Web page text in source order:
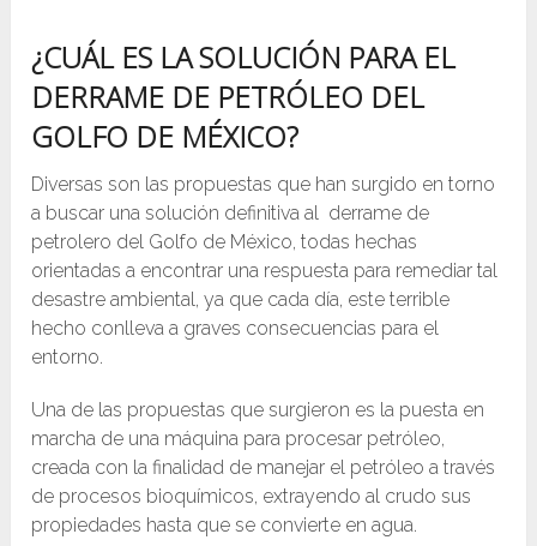
¿CUÁL ES LA SOLUCIÓN PARA EL
DERRAME DE PETRÓLEO DEL
GOLFO DE MÉXICO?
Diversas son las propuestas que han surgido en torno
a buscar una solución definitiva al derrame de
petrolero del Golfo de México, todas hechas
orientadas a encontrar una respuesta para remediar tal
desastre ambiental, ya que cada día, este terrible
hecho conlleva a graves consecuencias para el
entorno.
Una de las propuestas que surgieron es la puesta en
marcha de una máquina para procesar petróleo,
creada con la finalidad de manejar el petróleo a través
de procesos bioquímicos, extrayendo al crudo sus
propiedades hasta que se convierte en agua.